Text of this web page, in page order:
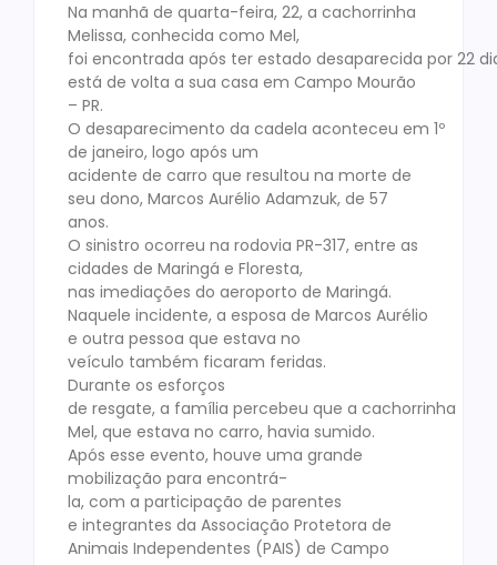
Na manhã de quarta-feira, 22, a cachorrinha
Melissa, conhecida como Mel,
foi encontrada após ter estado desaparecida por 22
está de volta a sua casa em Campo Mourão
– PR.
O desaparecimento da cadela aconteceu em 1º
de janeiro, logo após um
acidente de carro que resultou na morte de
seu dono, Marcos Aurélio Adamzuk, de 57
anos.
O sinistro ocorreu na rodovia PR-317, entre as
cidades de Maringá e Floresta,
nas imediações do aeroporto de Maringá.
Naquele incidente, a esposa de Marcos Aurélio
e outra pessoa que estava no
veículo também ficaram feridas.
Durante os esforços
de resgate, a família percebeu que a cachorrinha
Mel, que estava no carro, havia sumido.
Após esse evento, houve uma grande
mobilização para encontrá-
la, com a participação de parentes
e integrantes da Associação Protetora de
Animais Independentes (PAIS) de Campo